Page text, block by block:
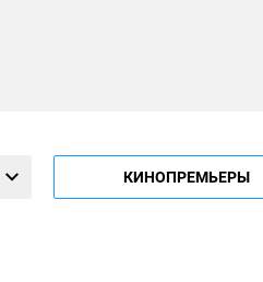
КИНОПРЕМЬЕРЫ